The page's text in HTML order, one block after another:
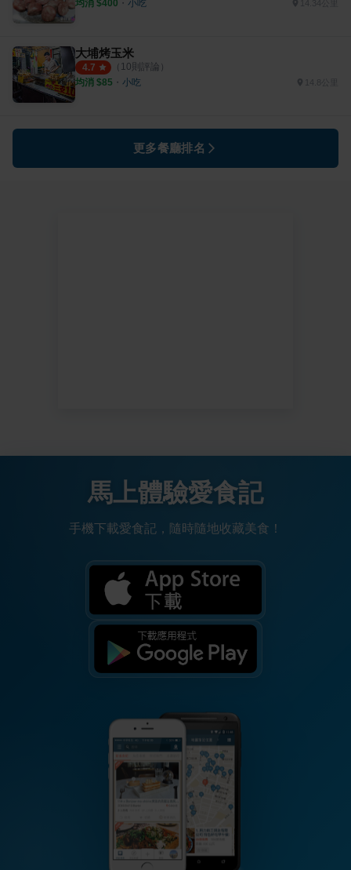
均消 $400 ・ 小吃 14.34公里
大埔烤玉米
4.7 （ 10則評論）
均消 $85 ・ 小吃 14.8公里
更多餐廳排名
馬上體驗愛食記
手機下載愛食記，隨時隨地收藏美食！